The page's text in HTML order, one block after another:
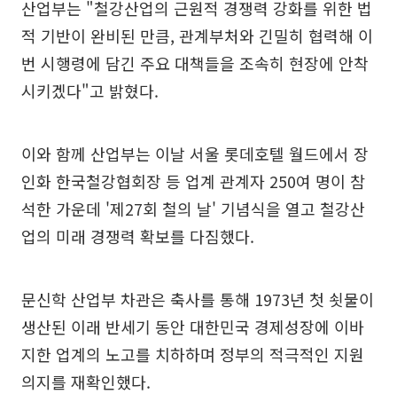
산업부는 "철강산업의 근원적 경쟁력 강화를 위한 법
적 기반이 완비된 만큼, 관계부처와 긴밀히 협력해 이
번 시행령에 담긴 주요 대책들을 조속히 현장에 안착
시키겠다"고 밝혔다.
이와 함께 산업부는 이날 서울 롯데호텔 월드에서 장
인화 한국철강협회장 등 업계 관계자 250여 명이 참
석한 가운데 '제27회 철의 날' 기념식을 열고 철강산
업의 미래 경쟁력 확보를 다짐했다.
문신학 산업부 차관은 축사를 통해 1973년 첫 쇳물이
생산된 이래 반세기 동안 대한민국 경제성장에 이바
지한 업계의 노고를 치하하며 정부의 적극적인 지원
의지를 재확인했다.